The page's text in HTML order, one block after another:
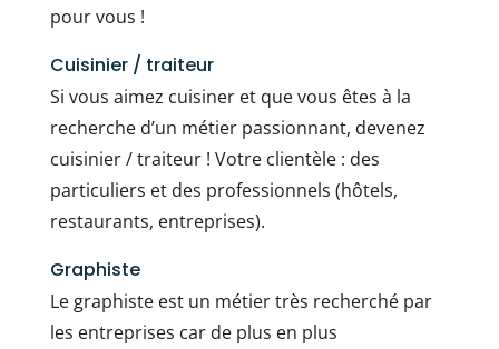
pour vous !
Cuisinier / traiteur
Si vous aimez cuisiner et que vous êtes à la
recherche d’un métier passionnant, devenez
cuisinier / traiteur ! Votre clientèle : des
particuliers et des professionnels (hôtels,
restaurants, entreprises).
Graphiste
Le graphiste est un métier très recherché par
les entreprises car de plus en plus